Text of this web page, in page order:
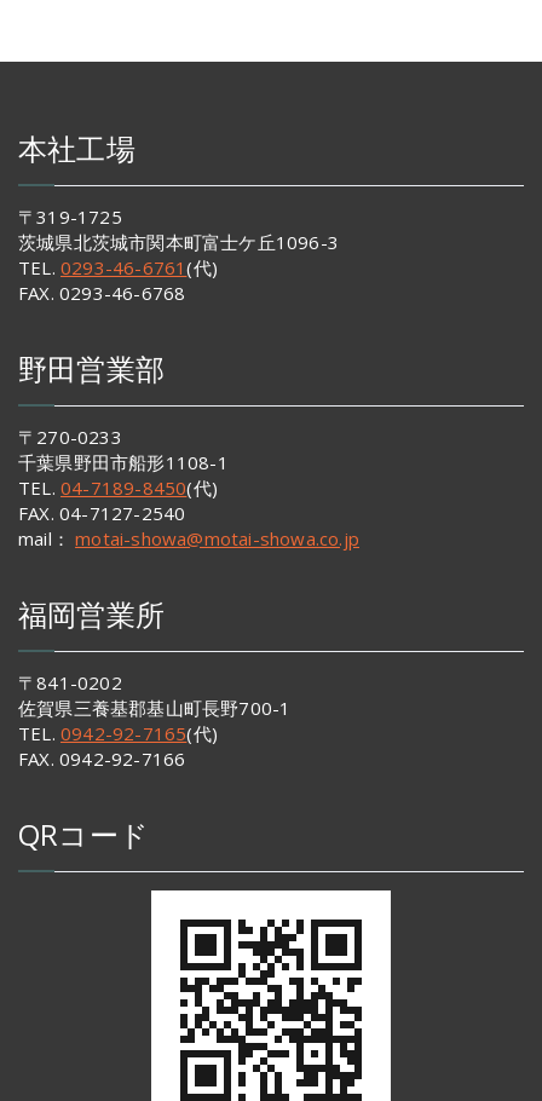
本社工場
〒319-1725
茨城県北茨城市関本町富士ケ丘1096-3
TEL. 0293-46-6761(代)
FAX. 0293-46-6768
野田営業部
〒270-0233
千葉県野田市船形1108-1
TEL. 04-7189-8450(代)
FAX. 04-7127-2540
mail：motai-showa@motai-showa.co.jp
福岡営業所
〒841-0202
佐賀県三養基郡基山町長野700-1
TEL. 0942-92-7165(代)
FAX. 0942-92-7166
QRコード